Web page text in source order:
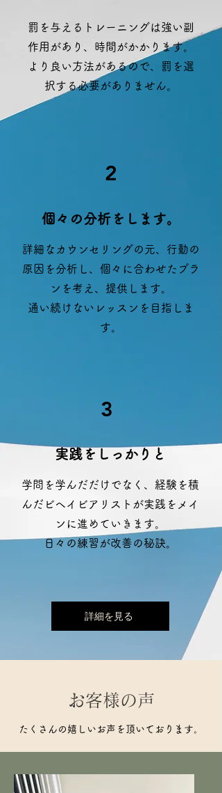
​罰を与えるトレーニングは強い副
作用があり、時間がかかります。
より良い方法があるので、罰を選
択する必要がありません。
2
​個々の分析をします。
詳細なカウンセリングの元、行動の
原因を分析し、個々に合わせたプラ
ンを考え、提供します。
通い続けないレッスンを目指しま
す。
3
実践をしっかりと
学問を学んだだけでなく、経験を積
んだビヘイビアリストが実践をメイ
ンに進めていきます。
​日々の練習が改善の秘訣。
詳細を見る
​お客様の声
たくさんの嬉しいお声を頂いております。